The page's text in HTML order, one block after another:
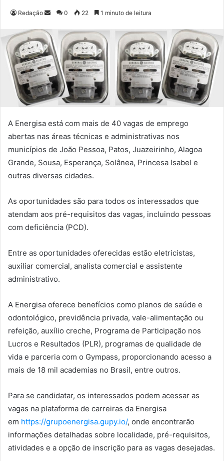
Redação
n
d
e
m
e
m
a
i
0 22 1 minuto de leitura
A Energisa está com mais de 40 vagas de emprego
abertas nas áreas técnicas e administrativas nos
municípios de João Pessoa, Patos, Juazeirinho, Alagoa
Grande, Sousa, Esperança, Solânea, Princesa Isabel e
outras diversas cidades.
As oportunidades são para todos os interessados que
atendam aos pré-requisitos das vagas, incluindo pessoas
com deficiência (PCD).
Entre as oportunidades oferecidas estão eletricistas,
auxiliar comercial, analista comercial e assistente
administrativo.
A Energisa oferece benefícios como planos de saúde e
odontológico, previdência privada, vale-alimentação ou
refeição, auxílio creche, Programa de Participação nos
Lucros e Resultados (PLR), programas de qualidade de
vida e parceria com o Gympass, proporcionando acesso a
mais de 18 mil academias no Brasil, entre outros.
Para se candidatar, os interessados podem acessar as
vagas na plataforma de carreiras da Energisa
em https://grupoenergisa.gupy.io/, onde encontrarão
informações detalhadas sobre localidade, pré-requisitos,
atividades e a opção de inscrição para as vagas desejadas.